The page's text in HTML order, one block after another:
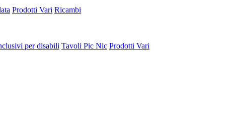
Prodotti Vari Ricambi
per disabili Tavoli Pic Nic Prodotti Vari